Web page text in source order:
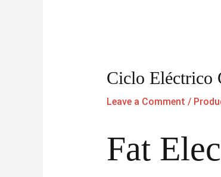
Ciclo Eléctrico
Leave a Comment /
Fat